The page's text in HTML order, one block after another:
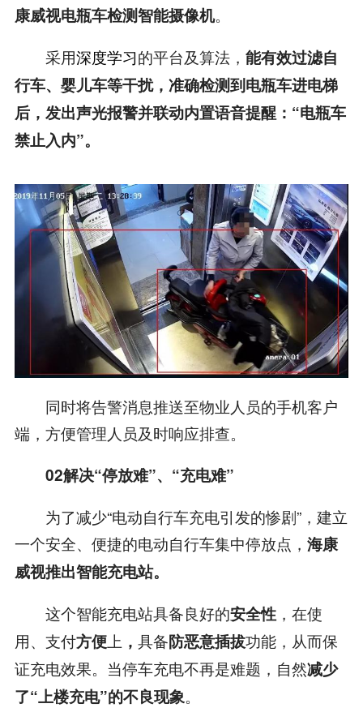
康威视电瓶车检测智能摄像机。
采用深度学习的平台及算法， 能有效过滤自
行车、婴儿车等干扰，准确检测到电瓶车进电梯
后，发出声光报警并联动内置语音提醒：“电瓶车
禁止入内”。
同时将告警消息推送至物业人员的手机客户
端，方便管理人员及时响应排查。
02解决“停放难”、“充电难”
为了减少“电动自行车充电引发的惨剧”，建立
一个安全、便捷的电动自行车集中停放点， 海康
威视推出智能充电站。
这个智能充电站具备良好的安全性，在使
用、支付方便上 ， 具备防恶意插拔功能，从而保
证充电效果。当停车充电不再是难题，自然减少
了“上楼充电”的不良现象。